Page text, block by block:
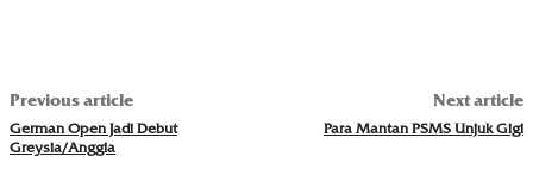
Previous article
German Open Jadi Debut
Greysia/Anggia
Next article
Para Mantan PSMS Unjuk Gigi